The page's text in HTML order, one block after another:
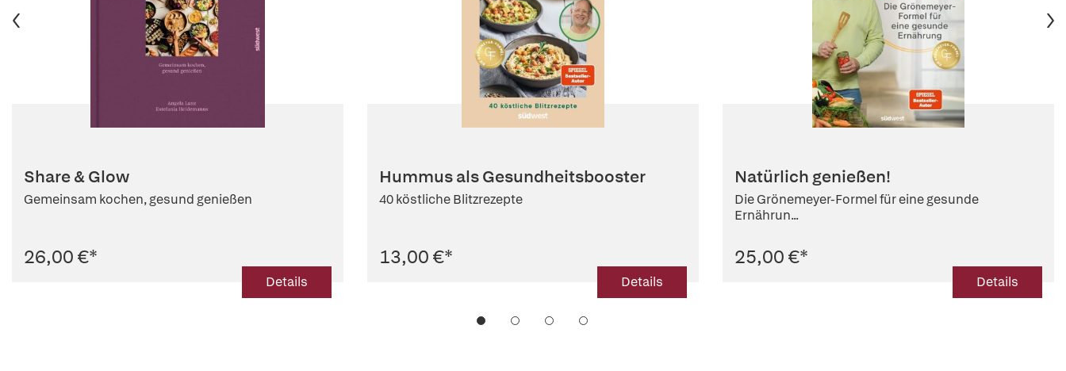
Share & Glow
Gemeinsam kochen, gesund genießen
26,00 €*
Details
Hummus als Gesundheitsbooster
40 köstliche Blitzrezepte
13,00 €*
Details
Natürlich genießen!
Die Grönemeyer-Formel für eine gesunde
Ernährun...
25,00 €*
Details